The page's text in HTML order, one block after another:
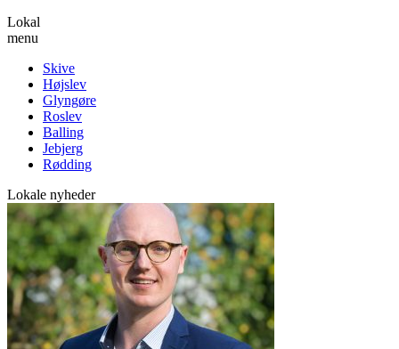
Lokal
menu
Skive
Højslev
Glyngøre
Roslev
Balling
Jebjerg
Rødding
Lokale nyheder